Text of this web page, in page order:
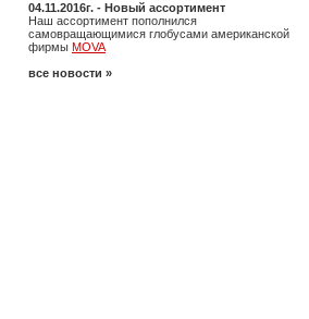
04.11.2016г. - Новый ассортимент
Наш ассортимент пополнился
самовращающимися глобусами американской
фирмы MOVA
все новости »